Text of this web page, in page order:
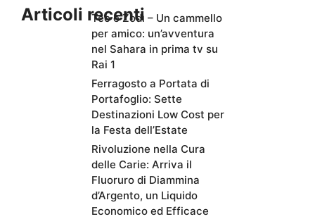
Articoli recentiTeo e Zodì – Un cammello
per amico: un’avventura
nel Sahara in prima tv su
Rai 1
Ferragosto a Portata di
Portafoglio: Sette
Destinazioni Low Cost per
la Festa dell’Estate
Rivoluzione nella Cura
delle Carie: Arriva il
Fluoruro di Diammina
d’Argento, un Liquido
Economico ed Efficace